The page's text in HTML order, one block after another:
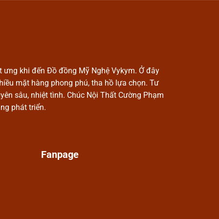
ưng khi đến Đồ đồng Mỹ Nghệ Vykym. Ở đây
mặt hàng phong phú, tha hồ lựa chọn. Tư
sâu, nhiệt tình. Chúc Nội Thất Cường Phạm
phát triển.
Fanpage